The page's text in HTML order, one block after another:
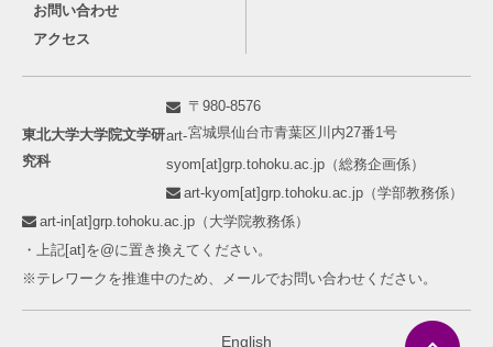
お問い合わせ
アクセス
東北大学大学院文学研
究科
〒980-8576
宮城県仙台市青葉区川内27番1号
art-
syom[at]grp.tohoku.ac.jp（総務企画係）
art-kyom[at]grp.tohoku.ac.jp（学部教務係）
art-in[at]grp.tohoku.ac.jp（大学院教務係）
・上記[at]を@に置き換えてください。
※テレワークを推進中のため、メールでお問い合わせください。
English